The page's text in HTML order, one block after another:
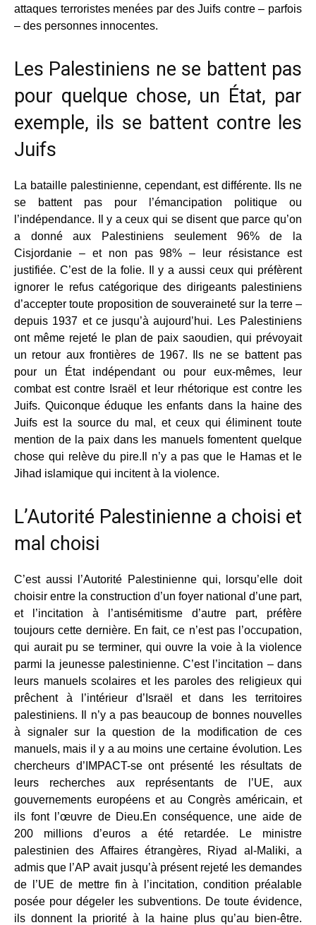
attaques terroristes menées par des Juifs contre – parfois
– des personnes innocentes.
Les Palestiniens ne se battent pas
pour quelque chose, un État, par
exemple, ils se battent contre les
Juifs
La bataille palestinienne, cependant, est différente. Ils ne
se battent pas pour l’émancipation politique ou
l’indépendance. Il y a ceux qui se disent que parce qu’on
a donné aux Palestiniens seulement 96% de la
Cisjordanie – et non pas 98% – leur résistance est
justifiée. C’est de la folie. Il y a aussi ceux qui préfèrent
ignorer le refus catégorique des dirigeants palestiniens
d’accepter toute proposition de souveraineté sur la terre –
depuis 1937 et ce jusqu’à aujourd’hui. Les Palestiniens
ont même rejeté le plan de paix saoudien, qui prévoyait
un retour aux frontières de 1967. Ils ne se battent pas
pour un État indépendant ou pour eux-mêmes, leur
combat est contre Israël et leur rhétorique est contre les
Juifs. Quiconque éduque les enfants dans la haine des
Juifs est la source du mal, et ceux qui éliminent toute
mention de la paix dans les manuels fomentent quelque
chose qui relève du pire.Il n’y a pas que le Hamas et le
Jihad islamique qui incitent à la violence.
L’Autorité Palestinienne a choisi et
mal choisi
C’est aussi l’Autorité Palestinienne qui, lorsqu’elle doit
choisir entre la construction d’un foyer national d’une part,
et l’incitation à l’antisémitisme d’autre part, préfère
toujours cette dernière. En fait, ce n’est pas l’occupation,
qui aurait pu se terminer, qui ouvre la voie à la violence
parmi la jeunesse palestinienne. C’est l’incitation – dans
leurs manuels scolaires et les paroles des religieux qui
prêchent à l’intérieur d’Israël et dans les territoires
palestiniens. Il n’y a pas beaucoup de bonnes nouvelles
à signaler sur la question de la modification de ces
manuels, mais il y a au moins une certaine évolution. Les
chercheurs d’IMPACT-se ont présenté les résultats de
leurs recherches aux représentants de l’UE, aux
gouvernements européens et au Congrès américain, et
ils font l’œuvre de Dieu.En conséquence, une aide de
200 millions d’euros a été retardée. Le ministre
palestinien des Affaires étrangères, Riyad al-Maliki, a
admis que l’AP avait jusqu’à présent rejeté les demandes
de l’UE de mettre fin à l’incitation, condition préalable
posée pour dégeler les subventions. De toute évidence,
ils donnent la priorité à la haine plus qu’au bien-être.